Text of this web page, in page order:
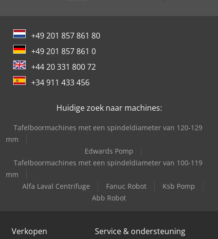
+49 201 857 861 80
+49 201 857 861 0
+44 20 331 800 72
+34 911 433 456
Huidige zoek naar machines:
Tafelboormachines met een spindeldiameter van 120-129
mm
Edwards Pomp
Tafelboormachines met een spindeldiameter van 100-119
mm
Alfa Laval Centrifuge
Fanuc Robot
Ksb Pomp
Abb Robot
Verkopen Service & ondersteuning